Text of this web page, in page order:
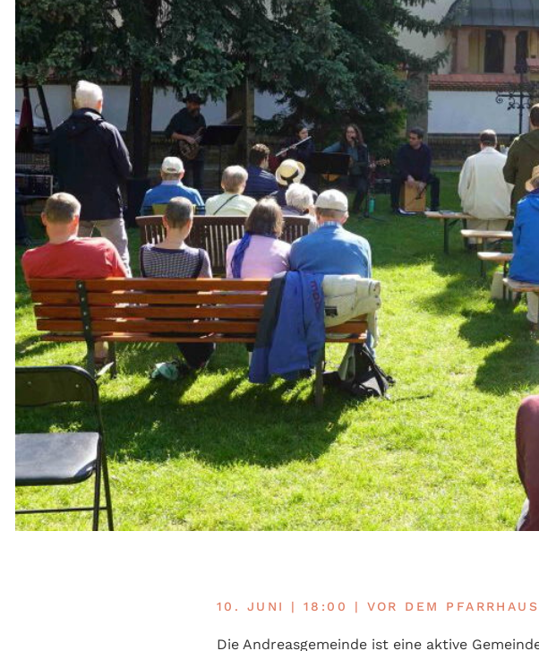
10. JUNI | 18:00 | VOR DEM PFARRHAUS
Die Andreasgemeinde ist eine aktive